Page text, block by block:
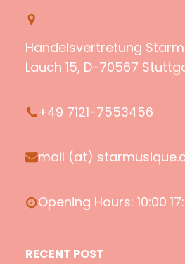
i
f
b
e
n
o
Handelsvertretung
Lauch 15, D-70567
+49 7121-7553456
mail (at)
Opening Hours: 10:00
RECENT POST